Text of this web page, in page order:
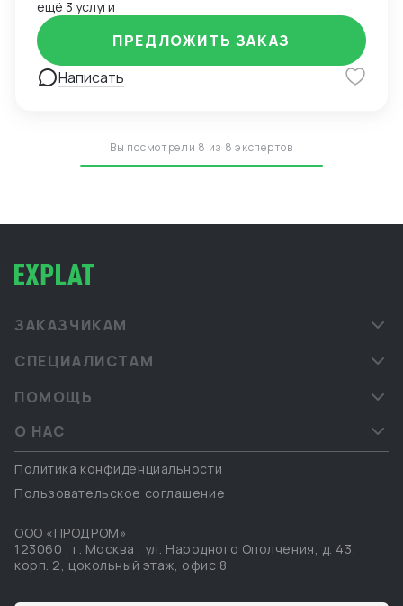
ещё 3 услуги
Написать
ПРЕДЛОЖИТЬ ЗАКАЗ
Вы посмотрели 8 из 8 экспертов
ЗАКАЗЧИКАМ
СПЕЦИАЛИСТАМ
ПОМОЩЬ
О НАС
Политика конфиденциальности
Пользовательское соглашение
ООО «ПРОДРОМ»
123060 , г. Москва , ул. Народного Ополчения, д. 43,
корп. 2, цокольный этаж, офис 8